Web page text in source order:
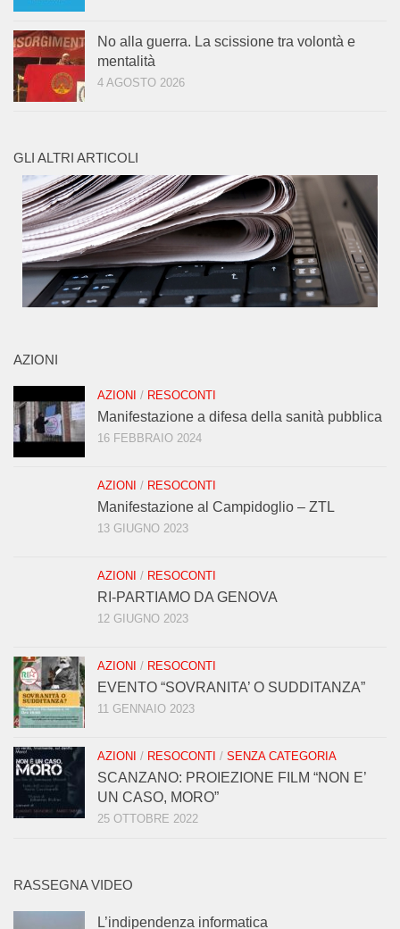
No alla guerra. La scissione tra volontà e
mentalità
4 AGOSTO 2026
GLI ALTRI ARTICOLI
AZIONI
AZIONI / RESOCONTI
Manifestazione a difesa della sanità pubblica
16 FEBBRAIO 2024
AZIONI / RESOCONTI
Manifestazione al Campidoglio – ZTL
13 GIUGNO 2023
AZIONI / RESOCONTI
RI-PARTIAMO DA GENOVA
12 GIUGNO 2023
AZIONI / RESOCONTI
EVENTO “SOVRANITA’ O SUDDITANZA”
11 GENNAIO 2023
AZIONI / RESOCONTI / SENZA CATEGORIA
SCANZANO: PROIEZIONE FILM “NON E’
UN CASO, MORO”
25 OTTOBRE 2022
RASSEGNA VIDEO
L’indipendenza informatica